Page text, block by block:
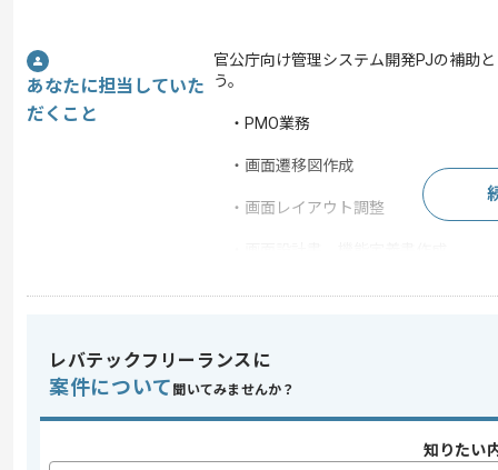
あなたに担当していた
だくこと
官公庁向け管理システム開発PJの補助
う。
・PMO業務
・画面遷移図作成
・画面レイアウト調整
→Redmine、intra-martを使用
スキル
求めるスキル
・システム開発PJ参画経験
・SE経験
レバテックフリーランスに
案件について 聞いてみませんか？
知りたい